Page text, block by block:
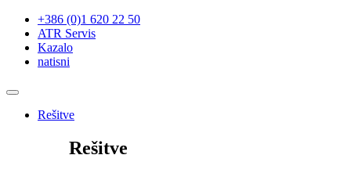
+386 (0)1 620 22 50
ATR Servis
Kazalo
natisni
Rešitve
Rešitve